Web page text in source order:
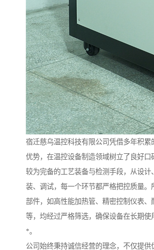
宿迁慈乌温控科技有限公司凭借多年积累
优势，在温控设备制造领域树立了良好口
较为完备的工艺装备与检测手段，从设计
装、调试，每一个环节都严格把控质量。
部件，如高性能加热管、精密控制仪表、
等，均经过严格筛选，确保设备在长期使
*。
公司始终秉持诚信经营的理念，不仅提供